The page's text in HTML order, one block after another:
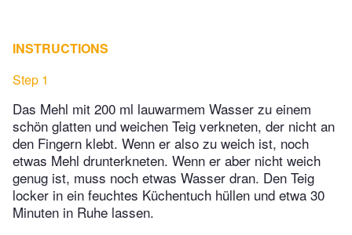
INSTRUCTIONS
Step 1
Das Mehl mit 200 ml lauwarmem Wasser zu einem
schön glatten und weichen Teig verkneten, der nicht an
den Fingern klebt. Wenn er also zu weich ist, noch
etwas Mehl drunterkneten. Wenn er aber nicht weich
genug ist, muss noch etwas Wasser dran. Den Teig
locker in ein feuchtes Küchentuch hüllen und etwa 30
Minuten in Ruhe lassen.